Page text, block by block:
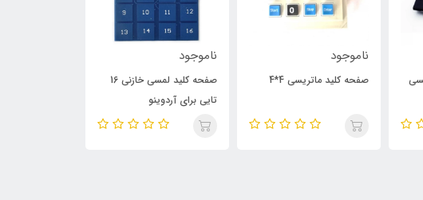
ناموجود ناموجود
صفحه کلید لمسی خازنی (سه
کلید + سنسور خطی)